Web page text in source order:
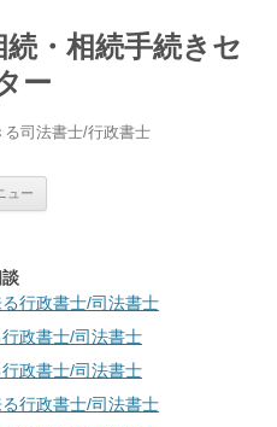
・相続手続きセ
ー
司法書士/行政書士
ュー
キ
プ
行政書士/司法書士
政書士/司法書士
政書士/司法書士
行政書士/司法書士